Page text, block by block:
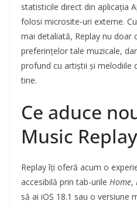
statisticile direct din aplicația
folosi microsite-uri externe.
mai detaliată, Replay nu doar
preferințelor tale muzicale,
profund cu artiștii și melodiile
tine.
Ce aduce
Music
Replay îți oferă acum o
accesibilă prin tab-urile Home,
să ai iOS 18.1 sau o versiune